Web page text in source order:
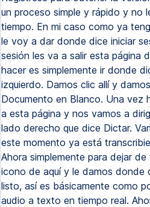
un proceso simple y rápido y no
tiempo. En mi caso como ya
le voy a dar donde dice iniciar
sesión les va a salir esta página
hacer es simplemente ir donde
izquierdo. Damos clic allí y
Documento en Blanco. Una vez
a esta página y nos vamos a
lado derecho que dice Dictar.
este momento ya está
Ahora simplemente para dejar
icono de aquí y le damos donde
listo, así es básicamente como
audio a texto en tiempo real.